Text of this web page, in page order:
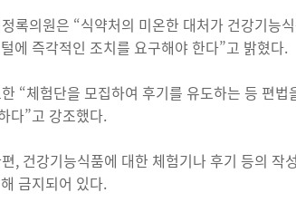
록의원은 “식약처의 미온한 대처가 건강기능
에 즉각적인 조치를 요구해야 한다”고 밝혔다.
“체험단을 모집하여 후기를 유도하는 등 편법
다”고 강조했다.
, 건강기능식품에 대한 체험기나 후기 등의 작
금지되어 있다.